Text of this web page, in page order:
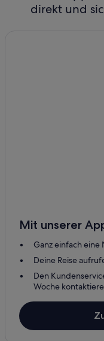
direkt und
Mit unserer
Ganz einfach
Deine Reise
Den
Woche